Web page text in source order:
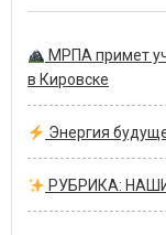
МРПА примет
в Кировске
Энергия
РУБРИКА: